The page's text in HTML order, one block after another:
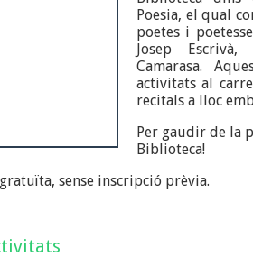
Poesia, el qual
poetes i
Josep
Camarasa.
activitats al
recitals a lloc
Per gaudir de la
Biblioteca!
sense inscripció prèvia.